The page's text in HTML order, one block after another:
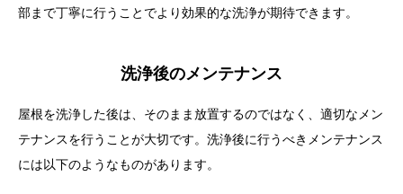
部まで丁寧に行うことでより効果的な洗浄が期待できます。
洗浄後のメンテナンス
屋根を洗浄した後は、そのまま放置するのではなく、適切なメン
テナンスを行うことが大切です。洗浄後に行うべきメンテナンス
には以下のようなものがあります。